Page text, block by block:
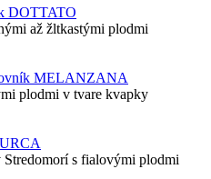
až žltkastými plodmi
plodmi v tvare kvapky
Stredomorí s fialovými plodmi